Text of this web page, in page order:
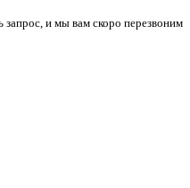
и мы вам скоро перезвоним